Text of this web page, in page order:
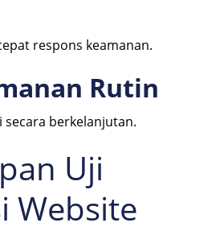
respons keamanan.
Rutin
berkelanjutan.
Uji
Website